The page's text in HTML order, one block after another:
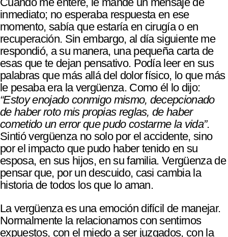
inmediato; no esperaba respuesta en ese
momento, sabía que estaría en cirugía o en
recuperación. Sin embargo, al día siguiente me
respondió, a su manera, una pequeña carta de
esas que te dejan pensativo. Podía leer en sus
palabras que más allá del dolor físico, lo que más
le pesaba era la vergüenza. Como él lo dijo:
“Estoy enojado conmigo mismo, decepcionado
de haber roto mis propias reglas, de haber
cometido un error que pudo costarme la vida”.
Sintió vergüenza no solo por el accidente, sino
por el impacto que pudo haber tenido en su
esposa, en sus hijos, en su familia. Vergüenza de
pensar que, por un descuido, casi cambia la
historia de todos los que lo aman.
La vergüenza es una emoción difícil de manejar.
Normalmente la relacionamos con sentirnos
expuestos, con el miedo a ser juzgados, con la